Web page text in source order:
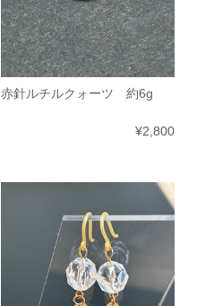
赤針ルチルクォーツ 約6g
¥2,800